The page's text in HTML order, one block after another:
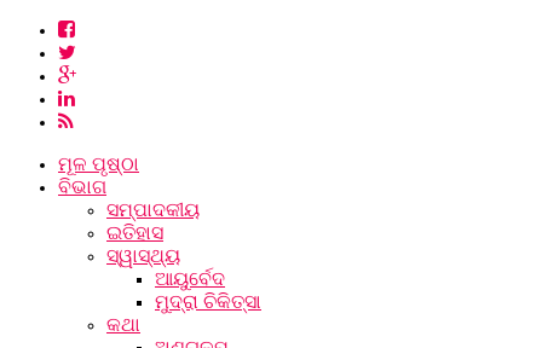
ମୂଳ ପୃଷ୍ଠା
ବିଭାଗ
ସମ୍ପାଦକୀୟ
ଇତିହାସ
ସ୍ୱାସ୍ଥ୍ୟ
ଆୟୁର୍ବେଦ
ମୁଦ୍ରା ଚିକିତ୍ସା
କଥା